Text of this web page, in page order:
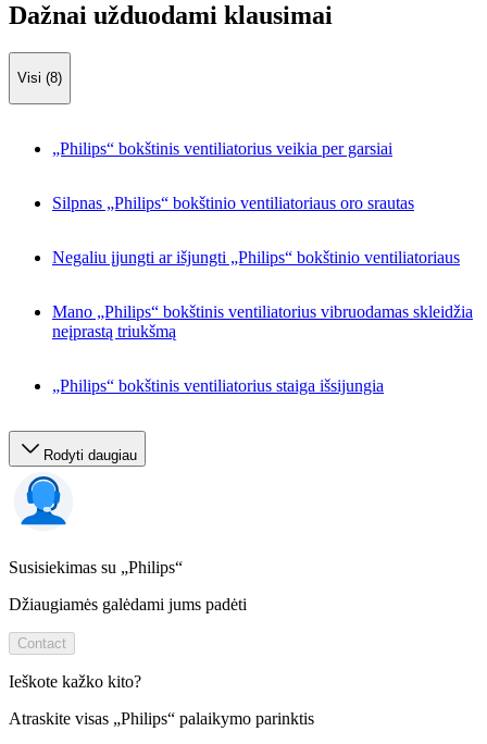
Dažnai užduodami klausimai
Visi (8)
„Philips“ bokštinis ventiliatorius veikia per garsiai
Silpnas „Philips“ bokštinio ventiliatoriaus oro srautas
Negaliu įjungti ar išjungti „Philips“ bokštinio ventiliatoriaus
Mano „Philips“ bokštinis ventiliatorius vibruodamas skleidžia
neįprastą triukšmą
„Philips“ bokštinis ventiliatorius staiga išsijungia
Rodyti daugiau
Susisiekimas su „Philips“
Džiaugiamės galėdami jums padėti
Contact
Ieškote kažko kito?
Atraskite visas „Philips“ palaikymo parinktis